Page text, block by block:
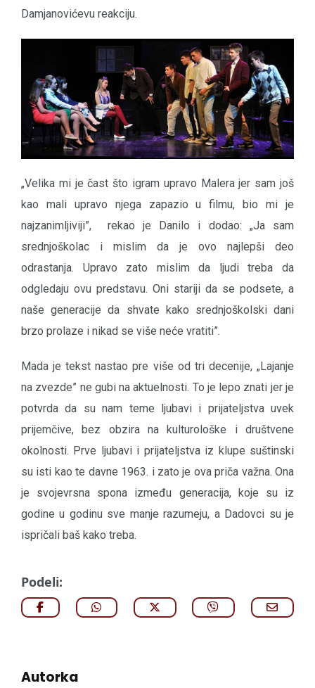
Damjanovićevu reakciju.
„Velika mi je čast što igram upravo Malera jer sam još
kao mali upravo njega zapazio u filmu, bio mi je
najzanimljiviji”, rekao je Danilo i dodao: „Ja sam
srednjoškolac i mislim da je ovo najlepši deo
odrastanja. Upravo zato mislim da ljudi treba da
odgledaju ovu predstavu. Oni stariji da se podsete, a
naše generacije da shvate kako srednjoškolski dani
brzo prolaze i nikad se više neće vratiti”.
Mada je tekst nastao pre više od tri decenije, „Lajanje
na zvezde” ne gubi na aktuelnosti. To je lepo znati jer je
potvrda da su nam teme ljubavi i prijateljstva uvek
prijemčive, bez obzira na kulturološke i društvene
okolnosti. Prve ljubavi i prijateljstva iz klupe suštinski
su isti kao te davne 1963. i zato je ova priča važna. Ona
je svojevrsna spona između generacija, koje su iz
godine u godinu sve manje razumeju, a Dadovci su je
ispričali baš kako treba.
Podeli:
Autorka